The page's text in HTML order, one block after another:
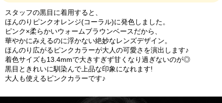
スタッフの黒目に着用すると、
ほんのりピンクオレンジ(コーラル)に発色しました。
ピンク×柔らかいウォームブラウンベースだから、
華やかにみえるのに浮かない絶妙なレンズデザイン。
ほんのり広がるピンクカラーが大人の可愛さを演出します♪
着色サイズも13.4mmで大きすぎず甘くなり過ぎないのが◎
黒目ときれいに馴染んで上品な印象になれます!
大人も使えるピンクカラーです♪